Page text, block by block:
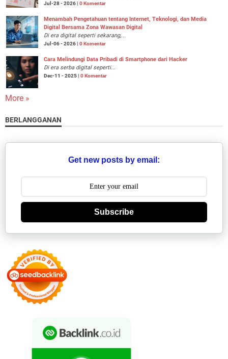
Jul-28 - 2026 | 0 Komentar
Menambah Pengetahuan tentang Internet, Teknologi, dan Media
Digital Bersama Zona Wawasan Digital
Di era digital seperti sekarang,...
Jul-06 - 2026 | 0 Komentar
Cara Melindungi Data Pribadi di Smartphone dari Hacker
Di era serba digital seperti...
Dec-11 - 2025 | 0 Komentar
More »
BERLANGGANAN
Get new posts by email:
Subscribe